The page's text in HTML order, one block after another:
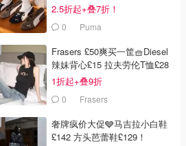
2.5折起+叠7折！
0 Puma
Frasers £50爽买一筐🧺Diesel
辣妹背心£15 拉夫劳伦T恤£28
1折起+叠9折
0 Frasers
奢牌疯价大促🩶马吉拉小白鞋
£142 方头芭蕾鞋£129！